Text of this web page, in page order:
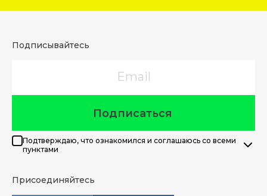
Подписывайтесь
Подписаться
Подтверждаю, что ознакомился и соглашаюсь со всеми
пунктами
Присоединяйтесь